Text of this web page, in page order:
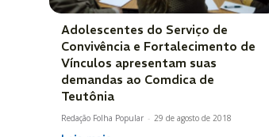
Adolescentes do Serviço de
Convivência e Fortalecimento de
Vínculos apresentam suas
demandas ao Comdica de
Teutônia
Redação Folha Popular - 29 de agosto de 2018